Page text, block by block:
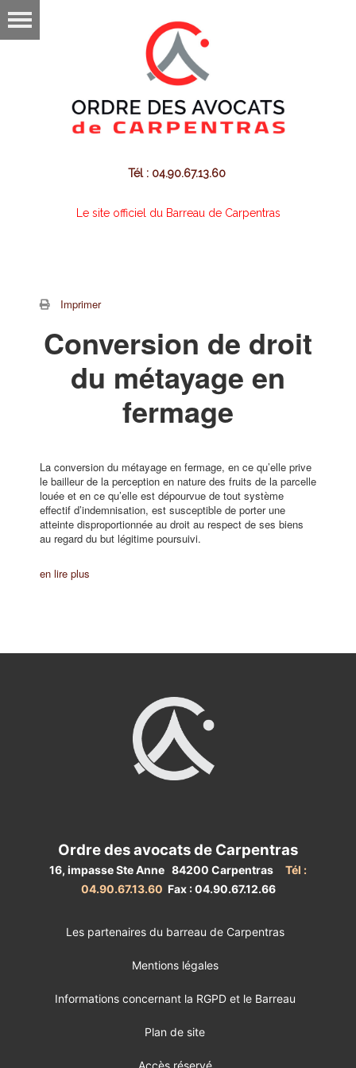
Tél : 04.90.67.13.60
Le site officiel du Barreau de Carpentras
Imprimer
Conversion de droit
du métayage en
fermage
La conversion du métayage en fermage, en ce qu’elle prive
le bailleur de la perception en nature des fruits de la parcelle
louée et en ce qu’elle est dépourvue de tout système
effectif d’indemnisation, est susceptible de porter une
atteinte disproportionnée au droit au respect de ses biens
au regard du but légitime poursuivi.
en lire plus
Ordre des avocats de Carpentras
16, impasse Ste Anne 84200 Carpentras
Tél :
04.90.67.13.60 Fax : 04.90.67.12.66
Les partenaires du barreau de Carpentras
Mentions légales
Informations concernant la RGPD et le Barreau
Plan de site
Accès réservé